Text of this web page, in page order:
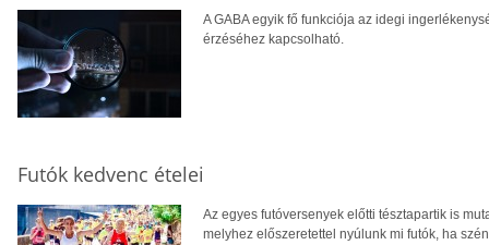
A GABA egyik fő funkciója az idegi
érzéséhez kapcsolható.
Futók kedvenc ételei
Az egyes futóversenyek előtti tésztapartik is
melyhez előszeretettel nyúlunk mi futók, ha